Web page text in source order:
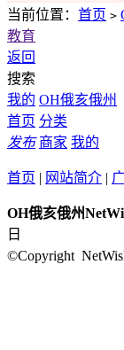
当前位置： 首页 >
教育
返回
搜索
我的 OH俄亥俄州
首页 分类
发布 商家 我的
首页 | 网站简介 |
OH俄亥俄州
日
©Copyright